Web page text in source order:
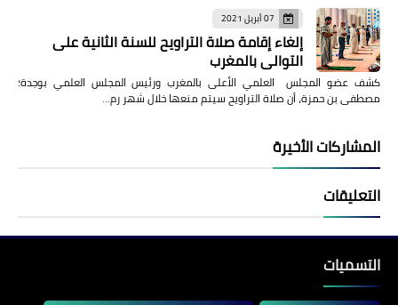
07 أبريل 2021
إلغاء إقامة صلاة التراويح للسنة الثانية على
التوالي بالمغرب
كشف عضو المجلس العلمي الأعلى بالمغرب ورئيس المجلس العلمي بوجدة؛
مصطفى بن حمزة، أن صلاة التراويح سيتم منعها خلال شهر رم…
المشاركات الأخيرة
التعليقات
التسميات